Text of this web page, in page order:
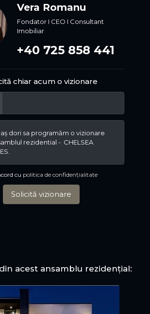
Vera Romanu
Fondator I CEO I Consultant
Imobiliar
+40 725 858 441
chiar acum o vizionare
cu politica de confidențialitate
Solicită vizionare
acest ansamblu rezidențial: